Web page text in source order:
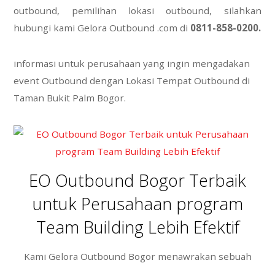
outbound, pemilihan lokasi outbound, silahkan
hubungi kami Gelora Outbound .com di 0811-858-0200.
informasi untuk perusahaan yang ingin mengadakan
event Outbound dengan Lokasi Tempat Outbound di
Taman Bukit Palm Bogor.
EO Outbound Bogor Terbaik
untuk Perusahaan program
Team Building Lebih Efektif
Kami Gelora Outbound Bogor menawrakan sebuah